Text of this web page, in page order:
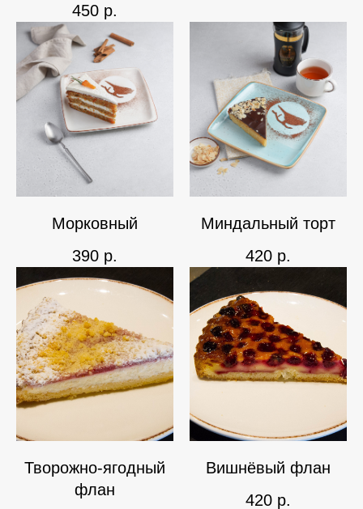
450 р.
Морковный
390 р.
Миндальный торт
420 р.
Творожно-ягодный
флан
Вишнёвый флан
420 р.